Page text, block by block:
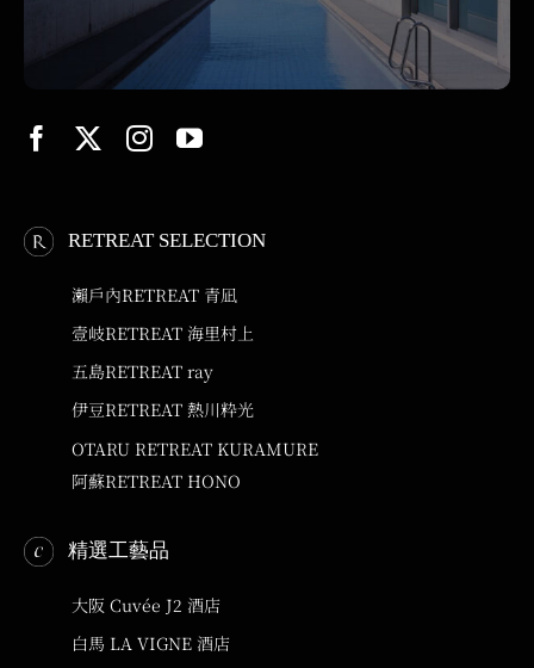
RETREAT SELECTION
瀨戶內RETREAT 青凪
壹岐RETREAT 海里村上
五島RETREAT ray
伊豆RETREAT 熱川粋光
OTARU RETREAT KURAMURE
阿蘇RETREAT HONO
精選工藝品
大阪 Cuvée J2 酒店
白馬 LA VIGNE 酒店